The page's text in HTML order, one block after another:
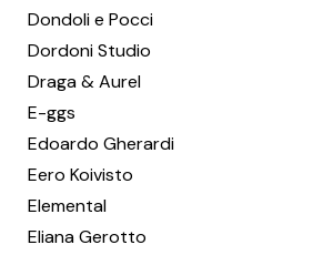
Dondoli e Pocci
Dordoni Studio
Draga & Aurel
E-ggs
Edoardo Gherardi
Eero Koivisto
Elemental
Eliana Gerotto